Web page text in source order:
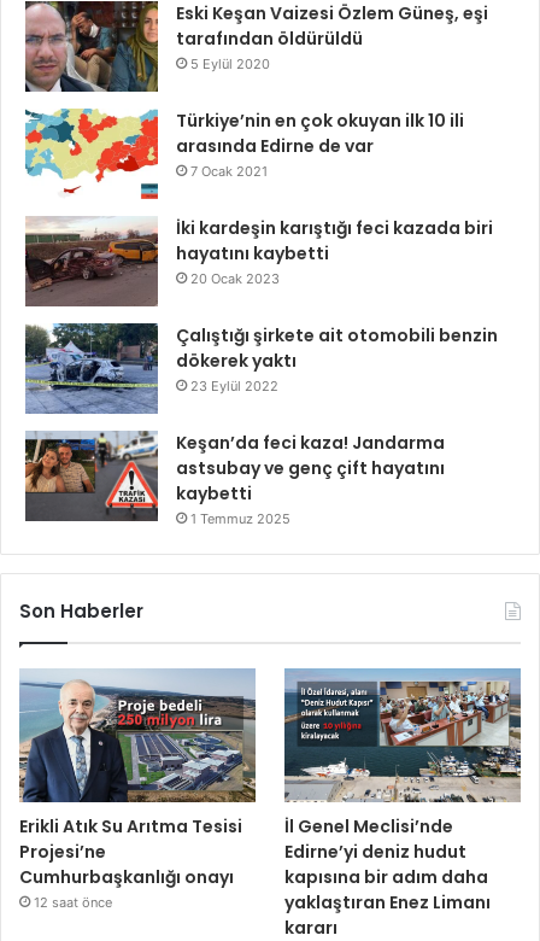
Eski Keşan Vaizesi Özlem Güneş, eşi
tarafından öldürüldü
5 Eylül 2020
Türkiye’nin en çok okuyan ilk 10 ili
arasında Edirne de var
7 Ocak 2021
İki kardeşin karıştığı feci kazada biri
hayatını kaybetti
20 Ocak 2023
Çalıştığı şirkete ait otomobili benzin
dökerek yaktı
23 Eylül 2022
Keşan’da feci kaza! Jandarma
astsubay ve genç çift hayatını
kaybetti
1 Temmuz 2025
Son Haberler
Erikli Atık Su Arıtma Tesisi
Projesi’ne
Cumhurbaşkanlığı onayı
12 saat önce
İl Genel Meclisi’nde
Edirne’yi deniz hudut
kapısına bir adım daha
yaklaştıran Enez Limanı
kararı